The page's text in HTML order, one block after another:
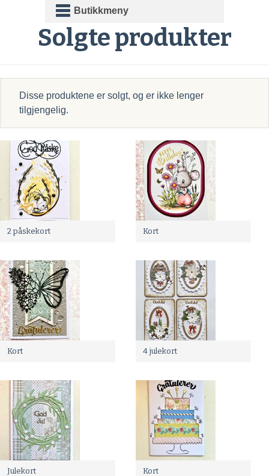
Butikkmeny
Solgte produkter
Disse produktene er solgt, og er ikke lenger
tilgjengelig.
2 påskekort Kort
Kort 4 julekort
Julekort Kort